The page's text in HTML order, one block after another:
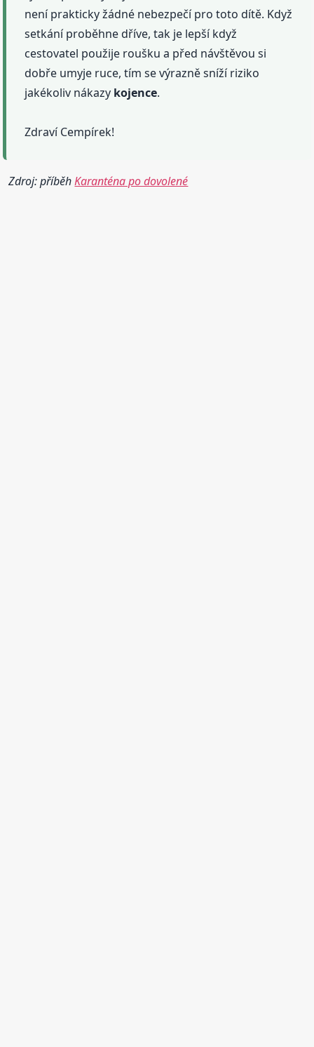
není prakticky žádné nebezpečí pro toto dítě. Když
setkání proběhne dříve, tak je lepší když
cestovatel použije roušku a před návštěvou si
dobře umyje ruce, tím se výrazně sníží riziko
jakékoliv nákazy kojence.
Zdraví Cempírek!
Zdroj: příběhKaranténa po dovolené